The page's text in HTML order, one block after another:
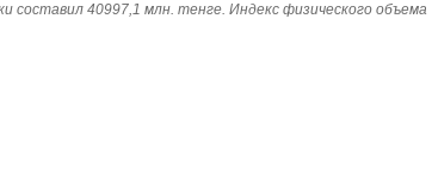
составил 40997,1 млн. тенге. Индекс физического объема